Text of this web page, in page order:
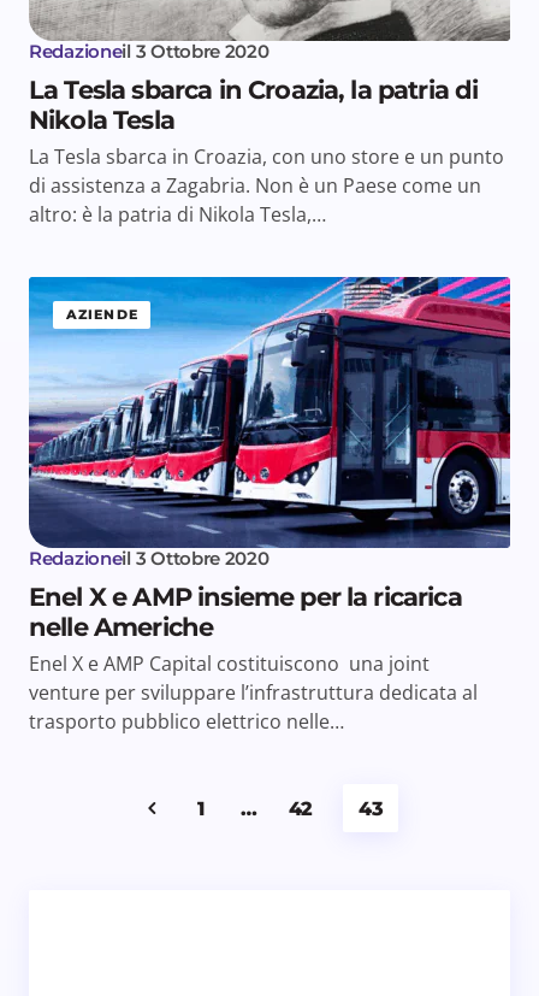
Redazioneil 3 Ottobre 2020
La Tesla sbarca in Croazia, la patria di
Nikola Tesla
La Tesla sbarca in Croazia, con uno store e un punto
di assistenza a Zagabria. Non è un Paese come un
altro: è la patria di Nikola Tesla,…
AZIENDE
Redazioneil 3 Ottobre 2020
Enel X e AMP insieme per la ricarica
nelle Americhe
Enel X e AMP Capital costituiscono una joint
venture per sviluppare l’infrastruttura dedicata al
trasporto pubblico elettrico nelle…
1 … 42 43